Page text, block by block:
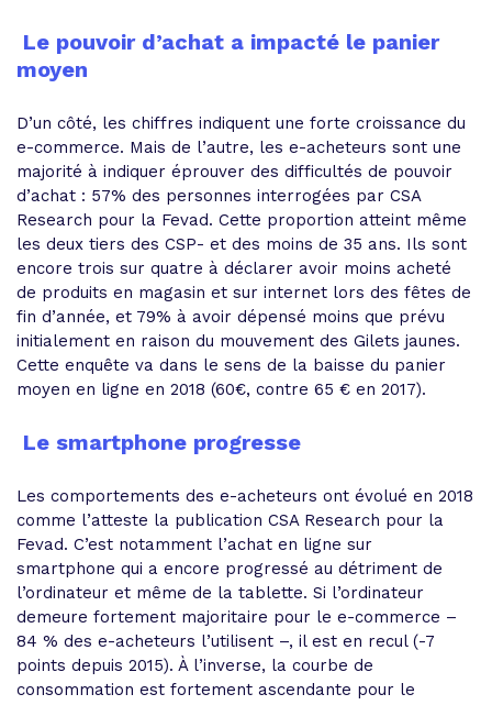
Le pouvoir d’achat a impacté le panier
moyen
D’un côté, les chiffres indiquent une forte croissance du
e-commerce. Mais de l’autre, les e-acheteurs sont une
majorité à indiquer éprouver des difficultés de pouvoir
d’achat : 57% des personnes interrogées par CSA
Research pour la Fevad. Cette proportion atteint même
les deux tiers des CSP- et des moins de 35 ans. Ils sont
encore trois sur quatre à déclarer avoir moins acheté
de produits en magasin et sur internet lors des fêtes de
fin d’année, et 79% à avoir dépensé moins que prévu
initialement en raison du mouvement des Gilets jaunes.
Cette enquête va dans le sens de la baisse du panier
moyen en ligne en 2018 (60€, contre 65 € en 2017).
Le smartphone progresse
Les comportements des e-acheteurs ont évolué en 2018
comme l’atteste la publication CSA Research pour la
Fevad. C’est notamment l’achat en ligne sur
smartphone qui a encore progressé au détriment de
l’ordinateur et même de la tablette. Si l’ordinateur
demeure fortement majoritaire pour le e-commerce –
84 % des e-acheteurs l’utilisent –, il est en recul (-7
points depuis 2015). À l’inverse, la courbe de
consommation est fortement ascendante pour le